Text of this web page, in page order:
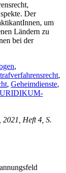
Der
um
Ländern zu
bei der
,
,
, Geheimdienste,
2021, Heft 4, S.